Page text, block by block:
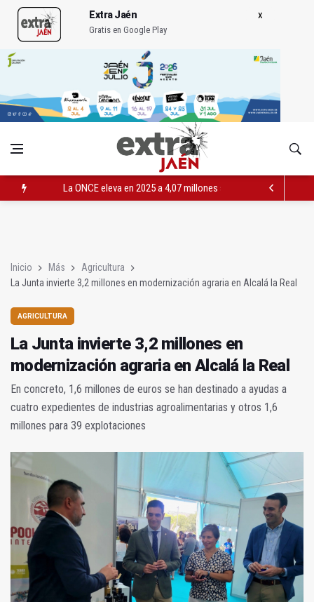
Extra Jaén
Gratis en Google Play
La ONCE eleva en 2025 a 4,07 millones su inversión social en
Inicio Más
Agricultura
La Junta invierte 3,2 millones en modernización agraria en Alcalá la Real
AGRICULTURA
La Junta invierte 3,2 millones en
modernización agraria en Alcalá la Real
En concreto, 1,6 millones de euros se han destinado a ayudas a
cuatro expedientes de industrias agroalimentarias y otros 1,6
millones para 39 explotaciones